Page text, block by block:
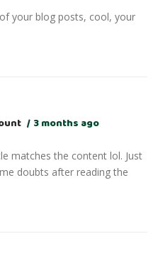
your blog posts, cool, your
3 months ago
matches the content lol. Just
doubts after reading the